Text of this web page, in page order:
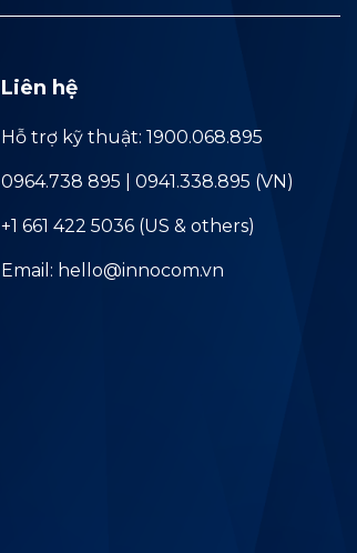
Liên hệ
Hỗ trợ kỹ thuật: 1900.068.895
0964.738 895 | 0941.338.895 (VN)
+1 661 422 5036 (US & others)
Email: hello@innocom.vn